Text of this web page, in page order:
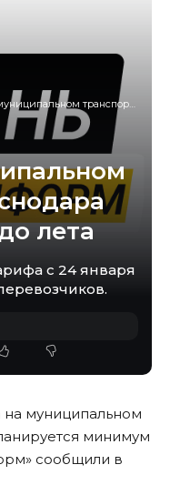
транспорте Краснодара не подорожает до лета
лета
с 24 января
муниципальном
минимум
сообщили в